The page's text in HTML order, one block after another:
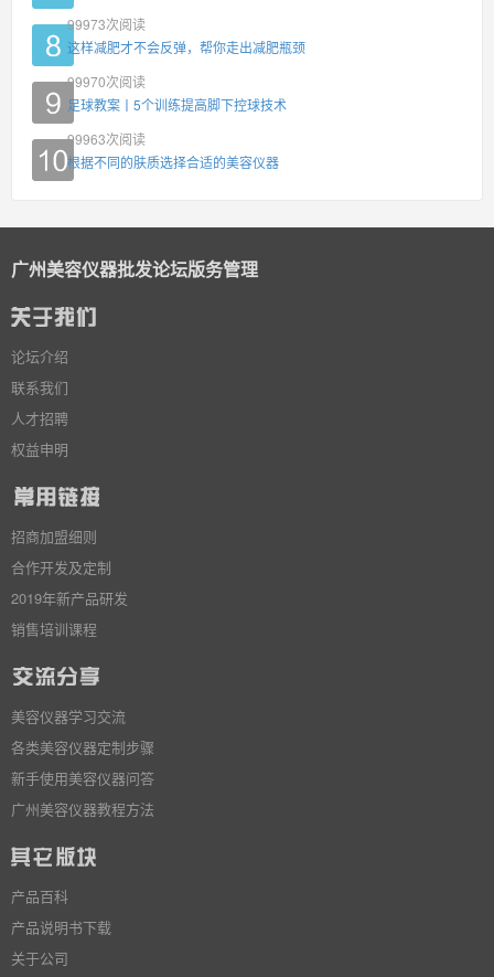
99973次阅读
这样减肥才不会反弹，帮你走出减肥瓶颈
99970次阅读
足球教案丨5个训练提高脚下控球技术
99963次阅读
根据不同的肤质选择合适的美容仪器
广州美容仪器批发论坛版务管理
论坛介绍
联系我们
人才招聘
权益申明
招商加盟细则
合作开发及定制
2019年新产品研发
销售培训课程
美容仪器学习交流
各类美容仪器定制步骤
新手使用美容仪器问答
广州美容仪器教程方法
产品百科
产品说明书下载
关于公司